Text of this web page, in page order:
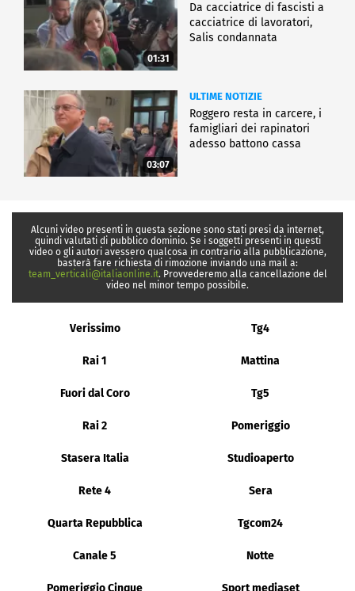
01:31
Da cacciatrice di fascisti a
cacciatrice di lavoratori,
Salis condannata
03:07
ULTIME NOTIZIE
Roggero resta in carcere, i
famigliari dei rapinatori
adesso battono cassa
Alcuni video presenti in questa sezione sono stati presi da internet,
quindi valutati di pubblico dominio. Se i soggetti presenti in questi
video o gli autori avessero qualcosa in contrario alla pubblicazione,
basterà fare richiesta di rimozione inviando una mail a:
team_verticali@italiaonline.it. Provvederemo alla cancellazione del
video nel minor tempo possibile.
Verissimo Tg4
Rai 1 Mattina
Fuori dal Coro Tg5
Rai 2 Pomeriggio
Stasera Italia Studioaperto
Rete 4 Sera
Quarta Repubblica Tgcom24
Canale 5 Notte